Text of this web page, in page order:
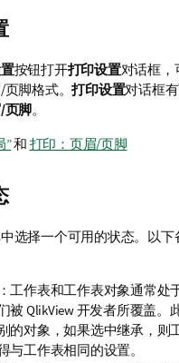
按钮打开打印设置对话框，
页脚格式。打印设置对话框
页脚。
”和 打印：页眉/页脚
选择一个可用的状态。以下
工作表和工作表对象通常处
被 QlikView 开发者所覆盖。
的对象，如果选中继承，则
与工作表相同的设置。